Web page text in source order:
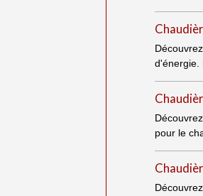
d'énergie.
pour le